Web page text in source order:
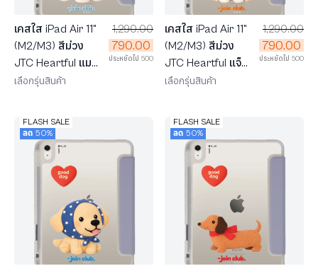
เคสใส iPad Air 11"
(M2/M3) สีม่วง
JTC Heartful แมว
ส้ม
1,290.00
790.00
ประหยัดไป 500
เลือกรุ่นสินค้า
เคสใส iPad Air 11"
(M2/M3) สีม่วง
JTC Heartful แจ็ค
รัสเซลล์
1,290.00
790.00
ประหยัดไป 500
เลือกรุ่นสินค้า
FLASH SALE
ลด 50%
FLASH SALE
ลด 50%